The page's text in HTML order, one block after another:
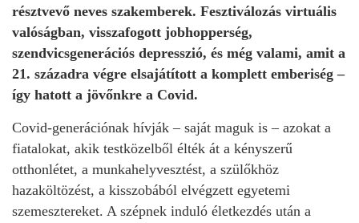
résztvevő neves szakemberek. Fesztiválozás virtuális
valóságban, visszafogott jobhopperség,
szendvicsgenerációs depresszió, és még valami, amit a
21. századra végre elsajátított a komplett emberiség –
így hatott a jövőnkre a Covid.
Covid-generációnak hívják – saját maguk is – azokat a
fiatalokat, akik testközelből élték át a kényszerű
otthonlétet, a munkahelyvesztést, a szülőkhöz
hazaköltözést, a kisszobából elvégzett egyetemi
szemesztereket. A szépnek induló életkezdés után a